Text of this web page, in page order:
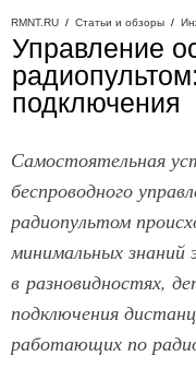
RMNT.RU / Статьи и обзоры /
Управление
подключения
Самостоятельная
беспроводного
радиопультом
минимальных знаний
в разновидностях,
подключения
работающих по